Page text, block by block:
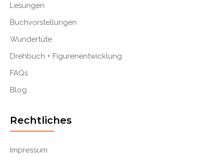
Lesungen
Buchvorstellungen
Wundertüte
Drehbuch + Figurenentwicklung
FAQs
Blog
Rechtliches
Impressum